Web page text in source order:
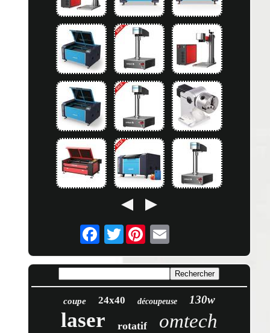
Twitter
coupe 24x40 découpeuse 130w
laser rotatif omtech